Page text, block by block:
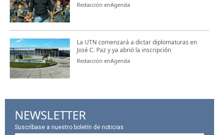
Redacción enAgenda
La UTN comenzará a dictar diplomaturas en
José C. Paz y ya abrió la inscripción
Redacción enAgenda
NEWSLETTER
Suscríbase a nuestro boletín de noticias